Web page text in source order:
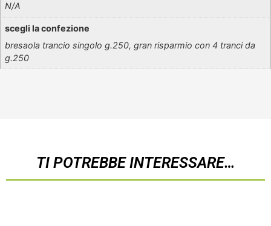
N/A
scegli la confezione
bresaola trancio singolo g.250, gran risparmio con 4 tranci da
g.250
TI POTREBBE INTERESSARE…